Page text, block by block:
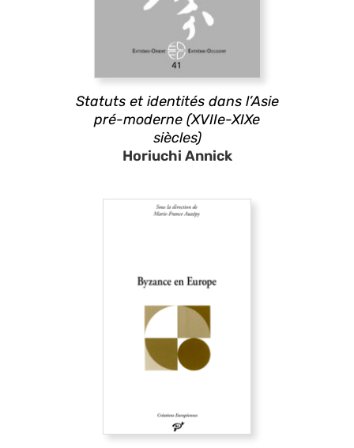
Statuts et identités dans l’Asie
pré-moderne (XVIIe-XIXe
siècles)
Horiuchi Annick